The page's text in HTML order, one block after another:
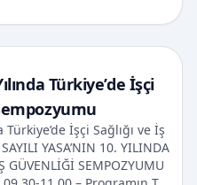
Türkiye’de İşçi
Türkiye’de İşçi Sağlığı ve İş
YASA’NIN 10. YILINDA
GÜVENLİĞİ SEMPOZYUMU